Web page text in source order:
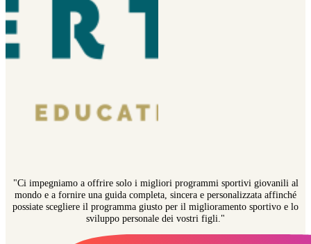
"Ci impegniamo a offrire solo i migliori programmi sportivi giovanili al
mondo e a fornire una guida completa, sincera e personalizzata affinché
possiate scegliere il programma giusto per il miglioramento sportivo e lo
sviluppo personale dei vostri figli."